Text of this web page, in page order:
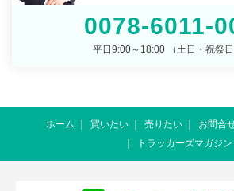
0078-6011-
平日9:00～18:00 （土日・祝祭日
ホーム 買いたい 売りたい お問合
トラッカーズマガジン